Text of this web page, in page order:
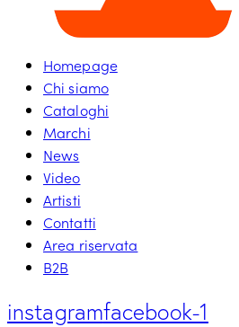
Homepage
Chi siamo
Cataloghi
Marchi
News
Video
Artisti
Contatti
Area riservata
B2B
instagramfacebook-1